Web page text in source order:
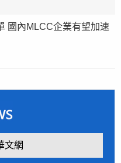
國內MLCC企業有望加速
文網